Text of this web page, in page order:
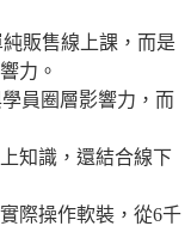
純販售線上課，而是
力。
員圈層影響力，而
知識，還結合線下
際操作軟裝，從6千